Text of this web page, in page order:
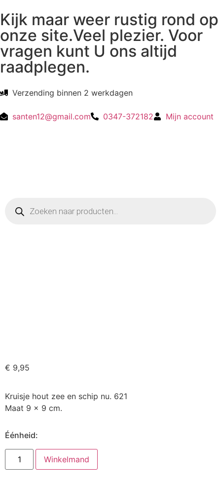
Kijk maar weer rustig rond op
onze site.Veel plezier. Voor
vragen kunt U ons altijd
raadplegen.
Verzending binnen 2 werkdagen
santen12@gmail.com 0347-372182 Mijn account
€ 9,95
Kruisje hout zee en schip nu. 621
Maat 9 x 9 cm.
Éénheid:
Winkelmand